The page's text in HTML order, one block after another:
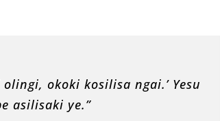
okoki kosilisa ngai.’ Yesu
asilisaki ye.”